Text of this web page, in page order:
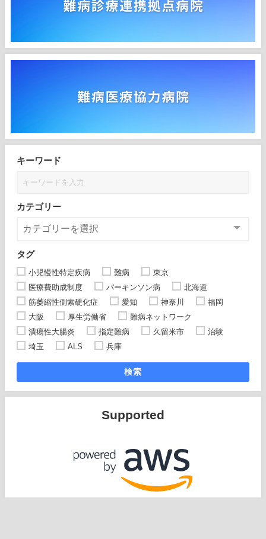
キーワード
カテゴリー
タグ
小児慢性特定疾病 難病
東京
医療費助成制度
パーキンソン病
北海道
筋萎縮性側索硬化症
愛知 神奈川
福岡
大阪
厚生労働省
難病ネットワーク
潰瘍性大腸炎
指定難病 久留米市
治験
埼玉
ALS 兵庫
検索
Supported